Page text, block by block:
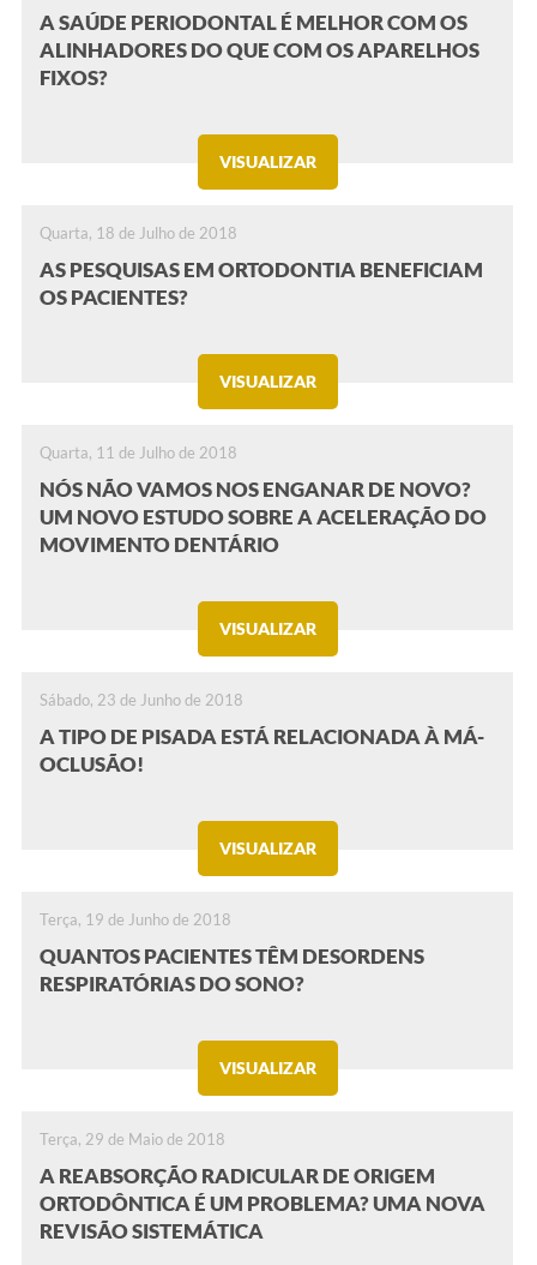
A SAÚDE PERIODONTAL É MELHOR COM OS
ALINHADORES DO QUE COM OS APARELHOS
FIXOS?
VISUALIZAR
Quarta, 18 de Julho de 2018
AS PESQUISAS EM ORTODONTIA BENEFICIAM
OS PACIENTES?
VISUALIZAR
Quarta, 11 de Julho de 2018
NÓS NÃO VAMOS NOS ENGANAR DE NOVO?
UM NOVO ESTUDO SOBRE A ACELERAÇÃO DO
MOVIMENTO DENTÁRIO
VISUALIZAR
Sábado, 23 de Junho de 2018
A TIPO DE PISADA ESTÁ RELACIONADA À MÁ-
OCLUSÃO!
VISUALIZAR
Terça, 19 de Junho de 2018
QUANTOS PACIENTES TÊM DESORDENS
RESPIRATÓRIAS DO SONO?
VISUALIZAR
Terça, 29 de Maio de 2018
A REABSORÇÃO RADICULAR DE ORIGEM
ORTODÔNTICA É UM PROBLEMA? UMA NOVA
REVISÃO SISTEMÁTICA